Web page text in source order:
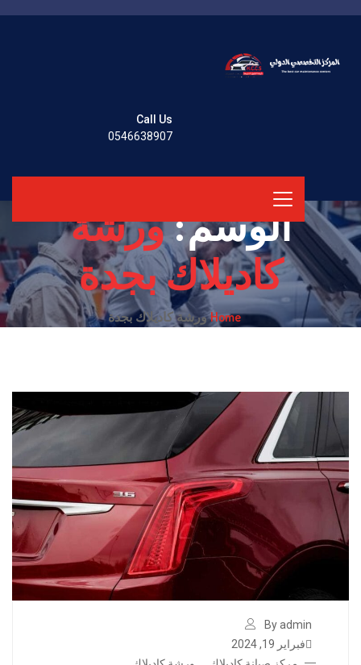
Call Us
0546638907
الوسم:ورشة
كاديلاك بجدة
Homeورشة كاديلاك بجدة
By admin
فبراير 19, 2024